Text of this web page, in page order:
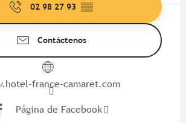
02 98 27 93 ▒▒
Contáctenos
france-camaret.com
Página de Facebook